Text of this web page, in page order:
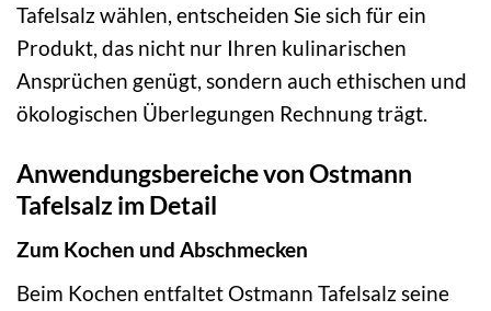
Tafelsalz wählen, entscheiden Sie sich für ein
Produkt, das nicht nur Ihren kulinarischen
Ansprüchen genügt, sondern auch ethischen und
ökologischen Überlegungen Rechnung trägt.
Anwendungsbereiche von Ostmann
Tafelsalz im Detail
Zum Kochen und Abschmecken
Beim Kochen entfaltet Ostmann Tafelsalz seine